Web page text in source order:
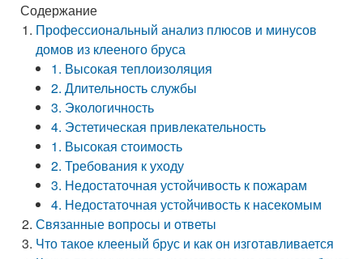
Содержание
Профессиональный анализ плюсов и минусов
домов из клееного бруса
1. Высокая теплоизоляция
2. Длительность службы
3. Экологичность
4. Эстетическая привлекательность
1. Высокая стоимость
2. Требования к уходу
3. Недостаточная устойчивость к пожарам
4. Недостаточная устойчивость к насекомым
Связанные вопросы и ответы
Что такое клееный брус и как он изготавливается